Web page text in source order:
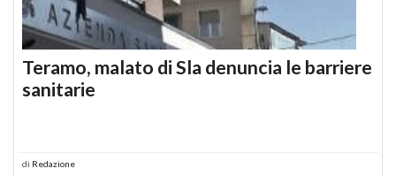
Teramo, malato di Sla denuncia le barriere
sanitarie
di Redazione